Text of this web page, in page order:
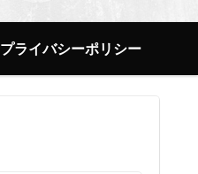
プライバシーポリシー